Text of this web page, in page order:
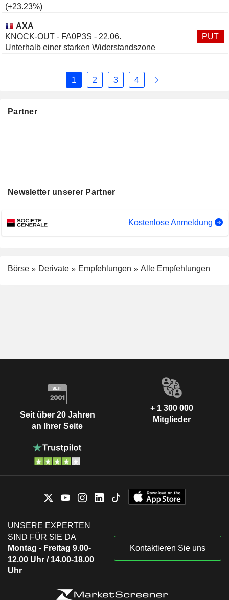
(+23.23%)
AXA
KNOCK-OUT - FA0P3S - 22.06.
Unterhalb einer starken Widerstandszone
PUT
1 2 3 4
Partner
Newsletter unserer Partner
Kostenlose Anmeldung
Börse Derivate Empfehlungen Alle Empfehlungen
Seit über 20 Jahren
an Ihrer Seite
+ 1 300 000
Mitglieder
UNSERE EXPERTEN
SIND FÜR SIE DA
Montag - Freitag 9.00-
12.00 Uhr / 14.00-18.00
Uhr
Kontaktieren Sie uns